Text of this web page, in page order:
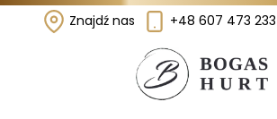
Znajdź nas +48 607 473 233